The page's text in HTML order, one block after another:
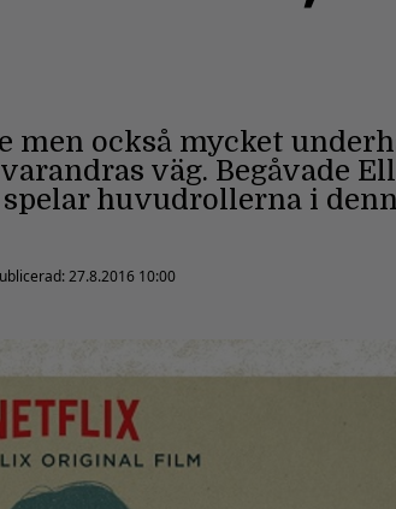
men också mycket
väg. Begåvade
huvudrollerna i
27.8.2016 10:00